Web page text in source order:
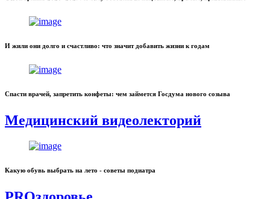
И жили они долго и счастливо: что значит добавить жизни к годам
Спасти врачей, запретить конфеты: чем займется Госдума нового созыва
Медицинский видеолекторий
Какую обувь выбрать на лето - советы подиатра